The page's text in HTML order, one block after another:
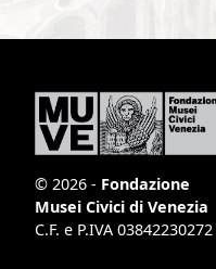
© 2026 - Fondazione
Musei Civici di Venezia
C.F. e P.IVA 03842230272